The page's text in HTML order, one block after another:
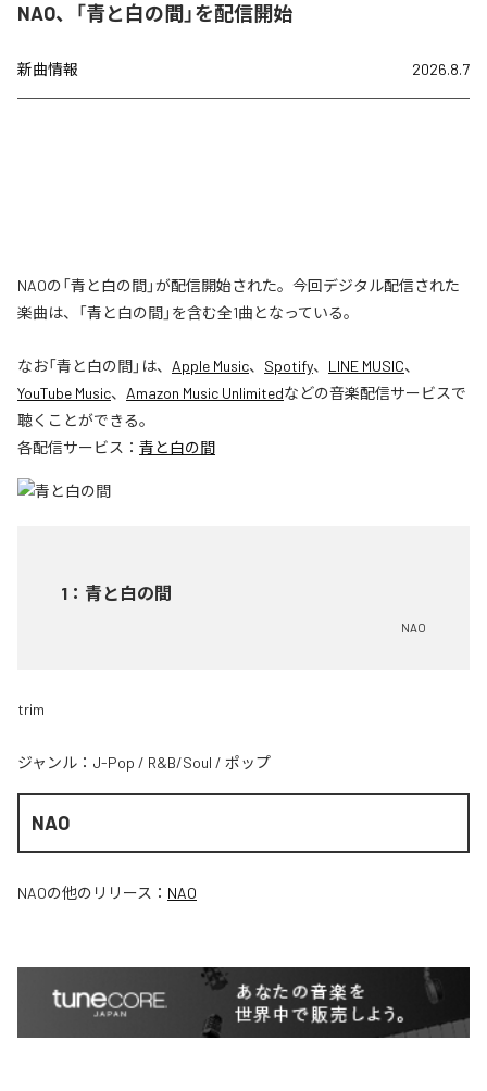
NAO、「青と白の間」を配信開始
新曲情報 2026.8.7
NAOの「青と白の間」が配信開始された。今回デジタル配信された
楽曲は、「青と白の間」を含む全1曲となっている。
なお「青と白の間」は、 Apple Music、 Spotify、 LINE MUSIC、
YouTube Music、 Amazon Music Unlimitedなどの音楽配信サービスで
聴くことができる。
各配信サービス： 青と白の間
1 ： 青と白の間
NAO
trim
ジャンル： J-Pop / R&B/Soul / ポップ
NAO
NAOの他のリリース： NAO